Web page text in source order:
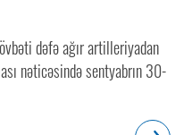
dəfə ağır artilleriyadan
nəticəsində sentyabrın 30-